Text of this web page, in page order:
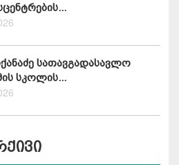
სათავგადასავლო
სკოლის...